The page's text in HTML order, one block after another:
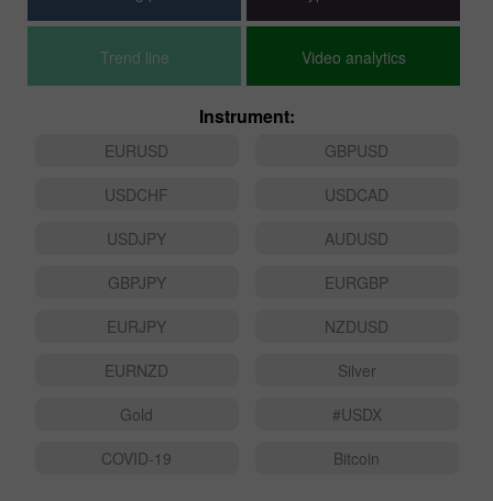
EURUSD
GBPUSD
USDCHF
USDCAD
USDJPY
AUDUSD
GBPJPY
EURGBP
EURJPY
NZDUSD
EURNZD
Silver
Gold
#USDX